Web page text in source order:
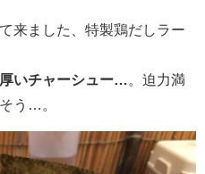
来ました、特製鶏だしラー
いチャーシュー…
。迫力満
う…。